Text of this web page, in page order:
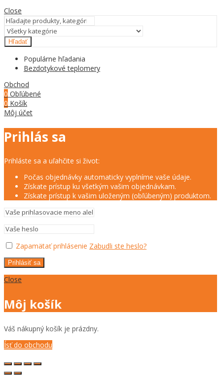
Close
Hľadať
Populárne hľadania
Bezdotykové teplomery
Obchod
0 Obľúbené
0 Košík
Môj účet
Prihlás sa
Prihláste sa a uľahčite si život:
Počas objednávky automaticky vyplníme vaše údaje.
Získate prístup ku všetkým vašim objednávkam.
Získate prístup k vašim uloženým (obľúbeným) produktom.
Zapamätať prihlásenie Zabudli ste heslo?
Prihlásiť sa
Close
Môj košík
Váš nákupný košík je prázdny.
Ísť do obchodu